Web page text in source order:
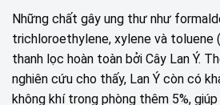
Những chất gây ung thư như
trichloroethylene, xylene và toluene
thanh lọc hoàn toàn bởi Cây Lan Ý.
nghiên cứu cho thấy, Lan Ý còn có
không khí trong phòng thêm 5%, giúp